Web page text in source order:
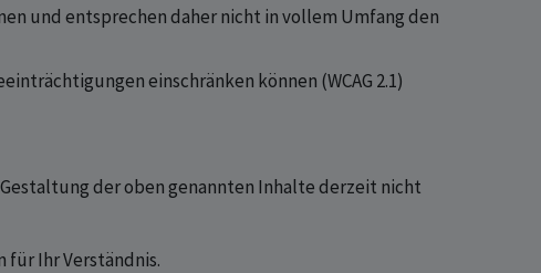
und entsprechen daher nicht in vollem Umfang den
einschränken können (WCAG 2.1)
der oben genannten Inhalte derzeit nicht
für Ihr Verständnis.